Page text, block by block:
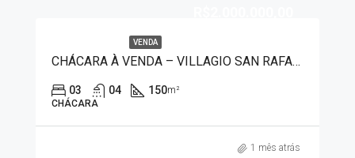
VENDA
CHÁCARA À VENDA – VILLAGIO SAN RAFAELO 8448
03 04 150m²
CHÁCARA
1 mês atrás